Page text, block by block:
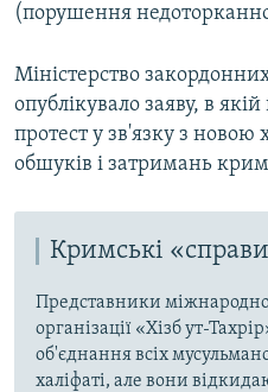
(порушення
Міністерство
опублікувало заяву, в
протест у зв'язку з
обшуків і затримань
Кримські
Представники
організації «Хізб ут-
об'єднання всіх
халіфаті, але вони